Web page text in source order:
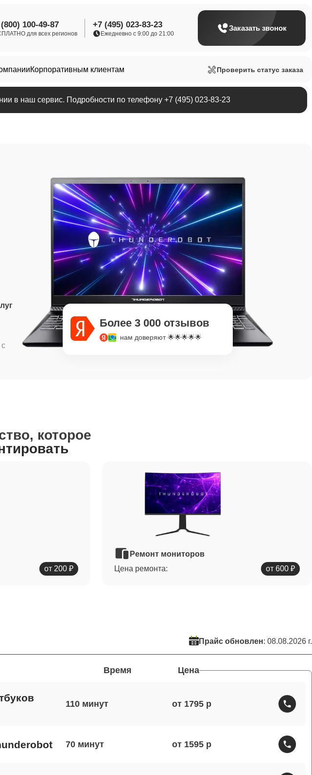
100-49-87
для всех регионов
+7 (495) 023-83-23
Ежедневно с 9:00 до 21:00
Заказать звонок
Корпоративным клиентам Проверить статус заказа
в наш сервис. Подробности по телефону +7 (495) 023-83-23
Более 3 000 отзывов
нам доверяют 🌟🌟🌟🌟🌟
которое
от 200 ₽
Ремонт мониторов
Цена ремонта:
от 600 ₽
Прайс обновлен: 08.08.2026 г.
Время Цена
110 от 1795
70 от 1595